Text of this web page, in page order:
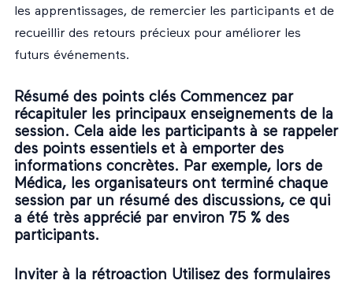
les apprentissages, de remercier les participants et de
recueillir des retours précieux pour améliorer les
futurs événements.
Résumé des points clés Commencez par
récapituler les principaux enseignements de la
session. Cela aide les participants à se rappeler
des points essentiels et à emporter des
informations concrètes. Par exemple, lors de
Médica, les organisateurs ont terminé chaque
session par un résumé des discussions, ce qui
a été très apprécié par environ 75 % des
participants.
Inviter à la rétroaction Utilisez des formulaires